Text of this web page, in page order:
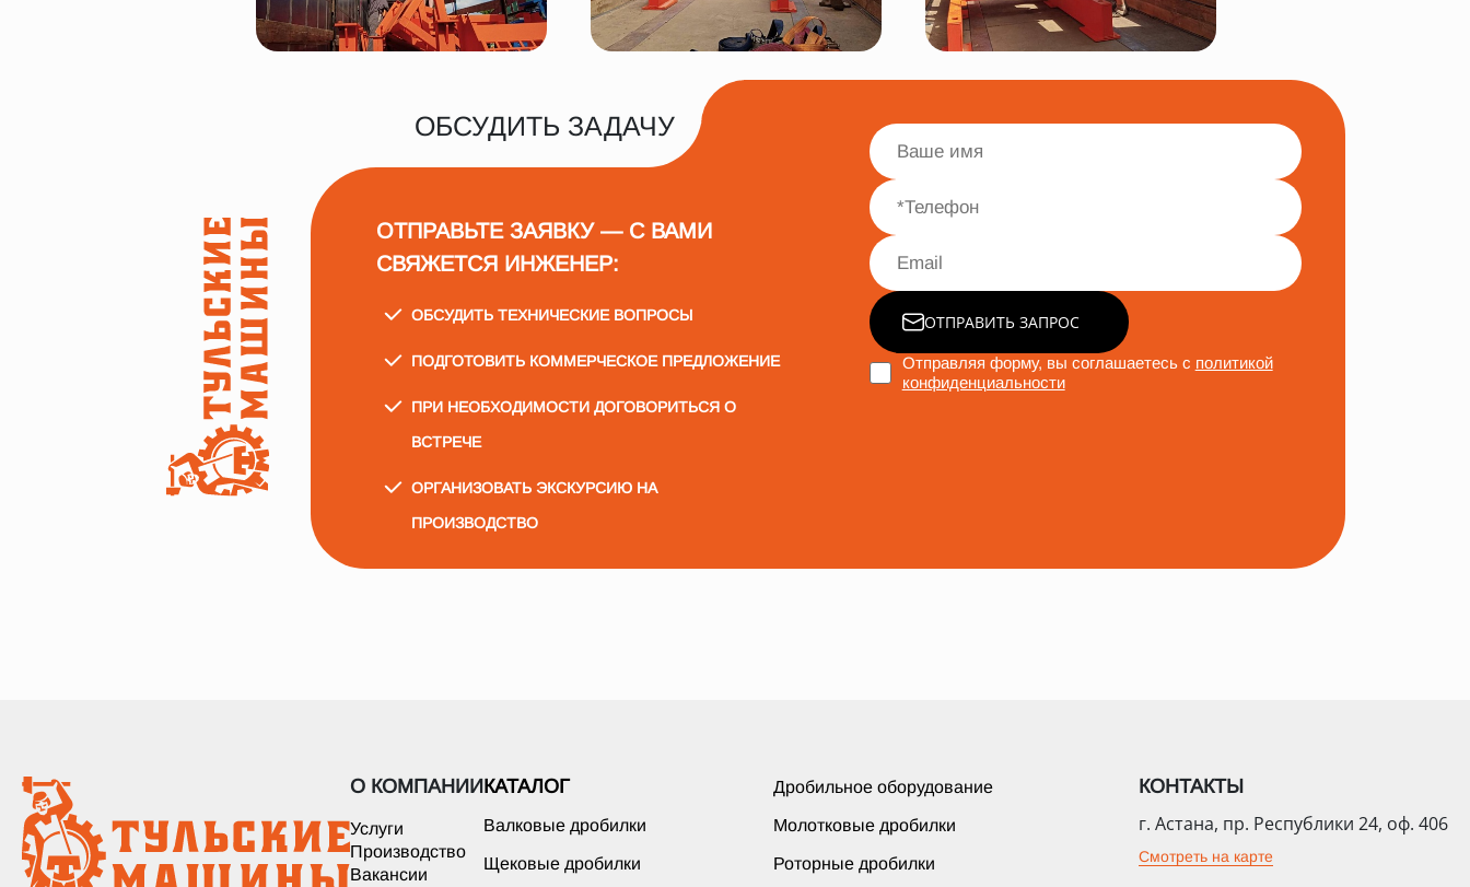
ОБСУДИТЬ ЗАДАЧУ
ОТПРАВЬТЕ ЗАЯВКУ — С ВАМИ
СВЯЖЕТСЯ ИНЖЕНЕР:
ОБСУДИТЬ ТЕХНИЧЕСКИЕ ВОПРОСЫ
ПОДГОТОВИТЬ КОММЕРЧЕСКОЕ ПРЕДЛОЖЕНИЕ
ПРИ НЕОБХОДИМОСТИ ДОГОВОРИТЬСЯ О
ВСТРЕЧЕ
ОРГАНИЗОВАТЬ ЭКСКУРСИЮ НА
ПРОИЗВОДСТВО
ОТПРАВИТЬ ЗАПРОС
Отправляя форму, вы соглашаетесь с политикой
конфиденциальности
О КОМПАНИИ
Услуги
Производство
Вакансии
КАТАЛОГ Дробильное оборудование
Валковые дробилки Молотковые дробилки
Щековые дробилки Роторные дробилки
КОНТАКТЫ
г. Астана, пр. Республики 24, оф. 406
Смотреть на карте